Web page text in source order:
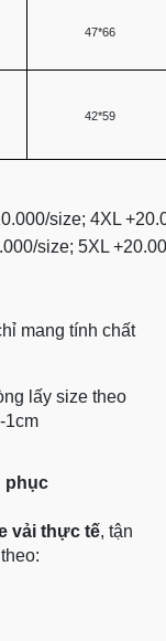
47*66
42*59
size; 4XL
size; 5XL
mang tính chất
lấy size theo
1cm
phục
vải thực tế, tận